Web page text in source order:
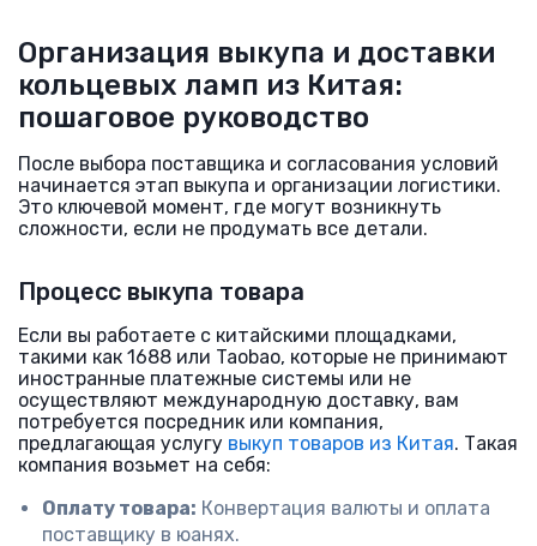
Организация выкупа и доставки
кольцевых ламп из Китая:
пошаговое руководство
После выбора поставщика и согласования условий
начинается этап выкупа и организации логистики.
Это ключевой момент, где могут возникнуть
сложности, если не продумать все детали.
Процесс выкупа товара
Если вы работаете с китайскими площадками,
такими как 1688 или Taobao, которые не принимают
иностранные платежные системы или не
осуществляют международную доставку, вам
потребуется посредник или компания,
предлагающая услугу выкуп товаров из Китая. Такая
компания возьмет на себя:
Оплату товара: Конвертация валюты и оплата
поставщику в юанях.